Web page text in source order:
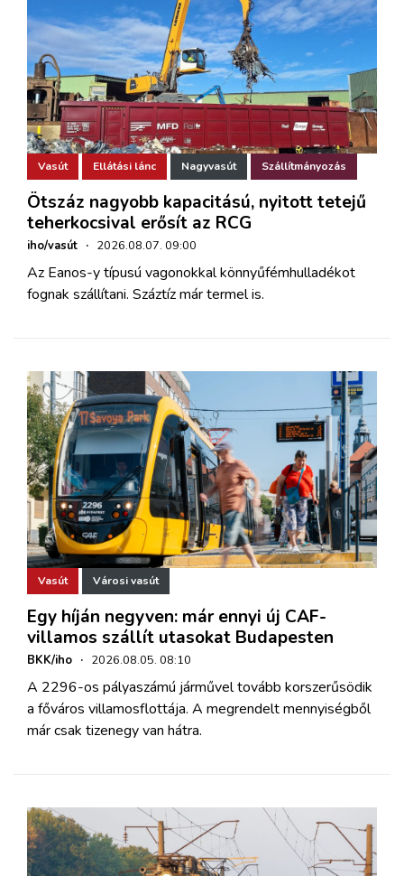
Vasút Ellátási lánc Nagyvasút Szállítmányozás
Ötszáz nagyobb kapacitású, nyitott tetejű
teherkocsival erősít az RCG
iho/vasút · 2026.08.07. 09:00
Az Eanos-y típusú vagonokkal könnyűfémhulladékot
fognak szállítani. Száztíz már termel is.
Vasút Városi vasút
Egy híján negyven: már ennyi új CAF-
villamos szállít utasokat Budapesten
BKK/iho · 2026.08.05. 08:10
A 2296-os pályaszámú járművel tovább korszerűsödik
a főváros villamosflottája. A megrendelt mennyiségből
már csak tizenegy van hátra.